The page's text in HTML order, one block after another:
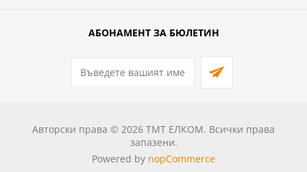
АБОНАМЕНТ ЗА БЮЛЕТИН
Авторски права © 2026 ТМТ ЕЛКОМ. Всички права
запазени.
Powered by nopCommerce